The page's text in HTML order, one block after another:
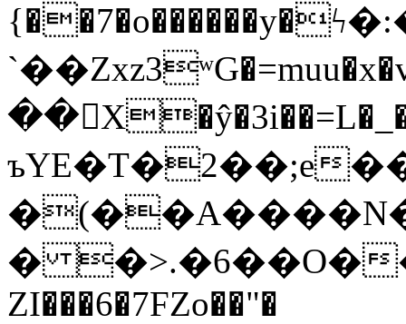
ъYE�T�2��;e
� �>.�6��O�
ZI���6�7FZo��"�